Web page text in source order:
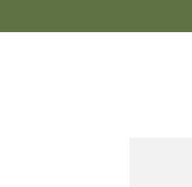
direct